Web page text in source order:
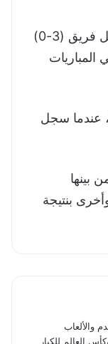
وانتهت آخر 5 مواجهات بين النادي الإفريقي والصفاقسي بالدوري المحلي بفوز لكل فريق (3-0)
في يونيو 2023، وانتهت باقي المباريات
ولم يفز نادي الصفاقسي على ملعب النادي الإفريقي في الدوري منذ أبريل 2019، عندما سجل
التونسية 11 مباراة، من بينها
بركلات الترجيح، وأخرى بنتيجة
والألعاب
العالم للكبار